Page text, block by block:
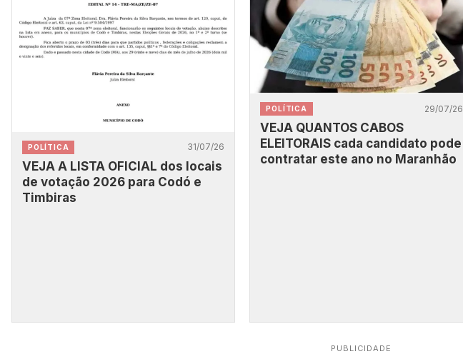
POLÍTICA 31/07/26
VEJA A LISTA OFICIAL dos locais
de votação 2026 para Codó e
Timbiras
POLÍTICA 29/07/26
VEJA QUANTOS CABOS
ELEITORAIS cada candidato pode
contratar este ano no Maranhão
PUBLICIDADE